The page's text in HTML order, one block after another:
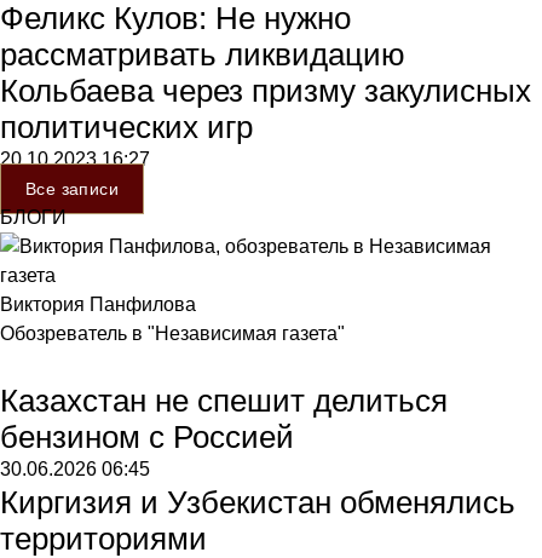
Феликс Кулов: Не нужно
рассматривать ликвидацию
Кольбаева через призму закулисных
политических игр
20.10.202316:27
Все записи
БЛОГИ
Виктория Панфилова
Обозреватель в "Независимая газета"
Казахстан не спешит делиться
бензином с Россией
30.06.2026 06:45
Киргизия и Узбекистан обменялись
территориями